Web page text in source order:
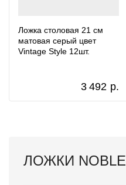
Ложка столовая 21 см
матовая серый цвет
Vintage Style 12шт.
3 492 р.
ЛОЖКИ NOBLE